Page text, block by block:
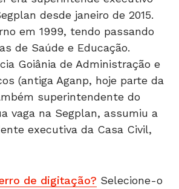
desde janeiro de 2015.
em 1999, tendo passando
de Saúde e Educação.
Goiânia de Administração e
(antiga Aganp, hoje parte da
superintendente do
vaga na Segplan, assumiu a
executiva da Casa Civil,
de digitação? Selecione-o